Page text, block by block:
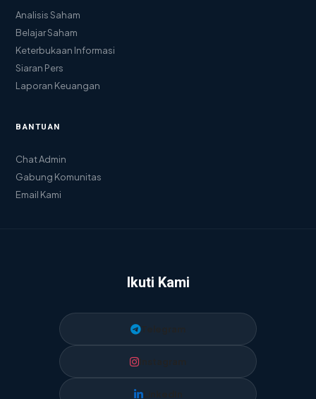
Analisis Saham
Belajar Saham
Keterbukaan Informasi
Siaran Pers
Laporan Keuangan
BANTUAN
Chat Admin
Gabung Komunitas
Email Kami
Ikuti Kami
LinkedIn